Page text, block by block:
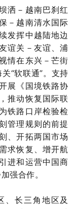
洒－越南巴刹红
－越南清水国际
发挥中越陆地边
谊关－友谊、浦
情在东兴－芒街
“软联通”。支持
展《国境铁路协
推动恢复国际联
铁路口岸检验检
管理规则的前提
、开拓两国市场
求恢复、增开航
进和运营中国商
强合作。
、长三角地区及